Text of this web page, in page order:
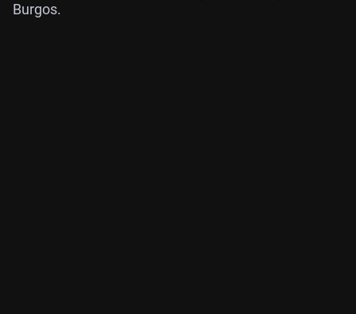
Burgos.